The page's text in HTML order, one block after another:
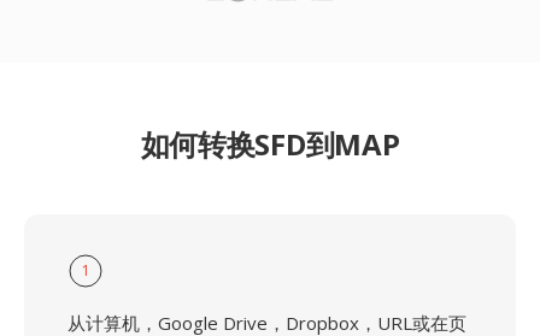
如何转换SFD到MAP
1
从计算机，Google Drive，Dropbox，URL或在页